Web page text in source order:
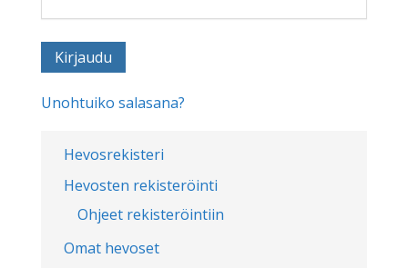
Hevosrekisteri
Hevosten rekisteröinti
Ohjeet rekisteröintiin
Omat hevoset
Unohtuiko salasana?